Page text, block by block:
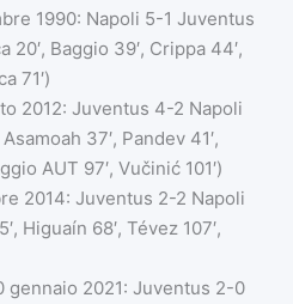
1990: Napoli 5-1 Juventus
20′, Baggio 39′, Crippa 44′,
71′)
2012: Juventus 4-2 Napoli
37′, Pandev 41′,
AUT 97′, Vučinić 101′)
2014: Juventus 2-2 Napoli
Higuaín 68′, Tévez 107′,
gennaio 2021: Juventus 2-0